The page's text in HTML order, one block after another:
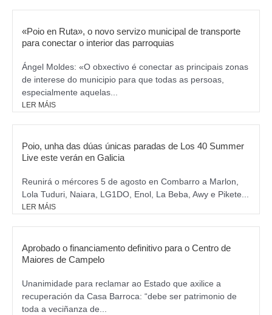
«Poio en Ruta», o novo servizo municipal de transporte
para conectar o interior das parroquias
Ángel Moldes: «O obxectivo é conectar as principais zonas
de interese do municipio para que todas as persoas,
especialmente aquelas...
LER MÁIS
Poio, unha das dúas únicas paradas de Los 40 Summer
Live este verán en Galicia
Reunirá o mércores 5 de agosto en Combarro a Marlon,
Lola Tuduri, Naiara, LG1DO, Enol, La Beba, Awy e Pikete...
LER MÁIS
Aprobado o financiamento definitivo para o Centro de
Maiores de Campelo
Unanimidade para reclamar ao Estado que axilice a
recuperación da Casa Barroca: “debe ser patrimonio de
toda a veciñanza de...